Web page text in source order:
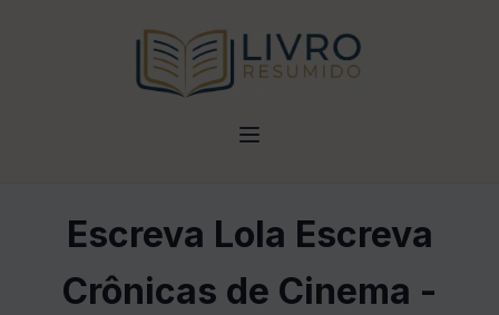
Escreva Lola Escreva
Crônicas de Cinema -